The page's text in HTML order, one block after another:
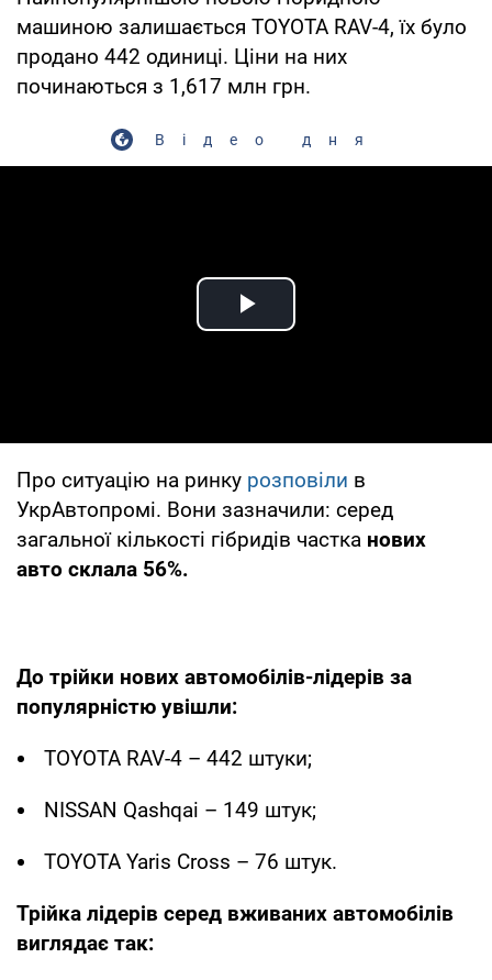
машиною залишається TOYOTA RAV-4, їх було
продано 442 одиниці. Ціни на них
починаються з 1,617 млн грн.
Відео дня
Play Video
Про ситуацію на ринку розповіли в
УкрАвтопромі. Вони зазначили: серед
загальної кількості гібридів частка нових
авто склала 56%.
До трійки нових автомобілів-лідерів за
популярністю увішли:
TOYOTA RAV-4 – 442 штуки;
NISSAN Qashqai – 149 штук;
TOYOTA Yaris Cross – 76 штук.
Трійка лідерів серед вживаних автомобілів
виглядає так: